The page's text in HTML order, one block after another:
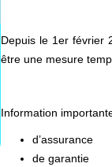
Depuis le 1er février
être une mesure
Information
d’assurance
de garantie